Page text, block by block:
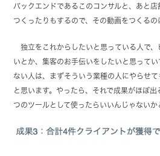
バックエンドであるこのコンサルと、あと
つくったりもするので、その動画をつくるの
独立をこれからしたいと思っている人で、
いとか、集客のお手伝いをしたいと思って
ない人は、まずそういう業種の人にやらせ
と思います。やったら、それで成果がほぼ
つのツールとして使ったらいいんじゃないか